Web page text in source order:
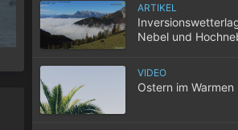
Wenn selbst in der Nacht die
der Wohnung nicht entweicht, wird der
ARTIKEL
Nebel und
VIDEO
Ostern im Warmen